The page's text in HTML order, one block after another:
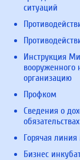
ситуаций
Инструкция
вооруженного
организацию
Профком
Сведения о
Горячая
Бизнес